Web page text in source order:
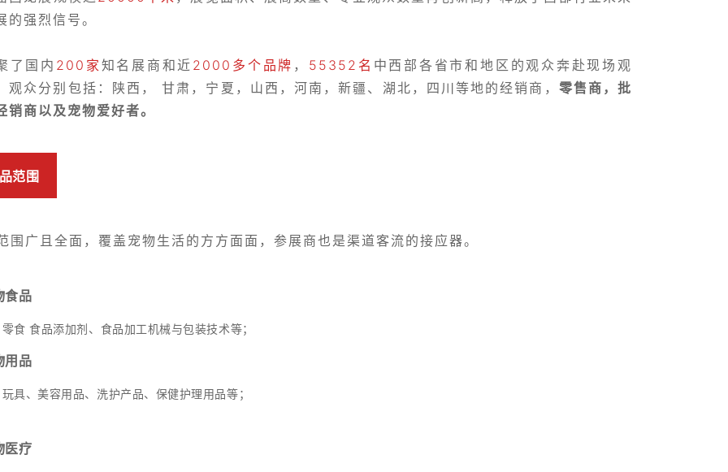
的强烈信号。
了国内 200家 知名展商和近 2000多个品牌 ， 55352名 中西部各省市和地区的观众奔赴现场观
观众分别包括：陕西， 甘肃，宁夏，山西，河南，新疆、湖北，四川等地的经销商， 零售商，批
销商以及宠物爱好者。
范围
围广且全面，覆盖宠物生活的方方面面，参展商也是渠道客流的接应器。
食品
食 食品添加剂、食品加工机械与包装技术等；
用品
具、美容用品、洗护产品、保健护理用品等；
医疗